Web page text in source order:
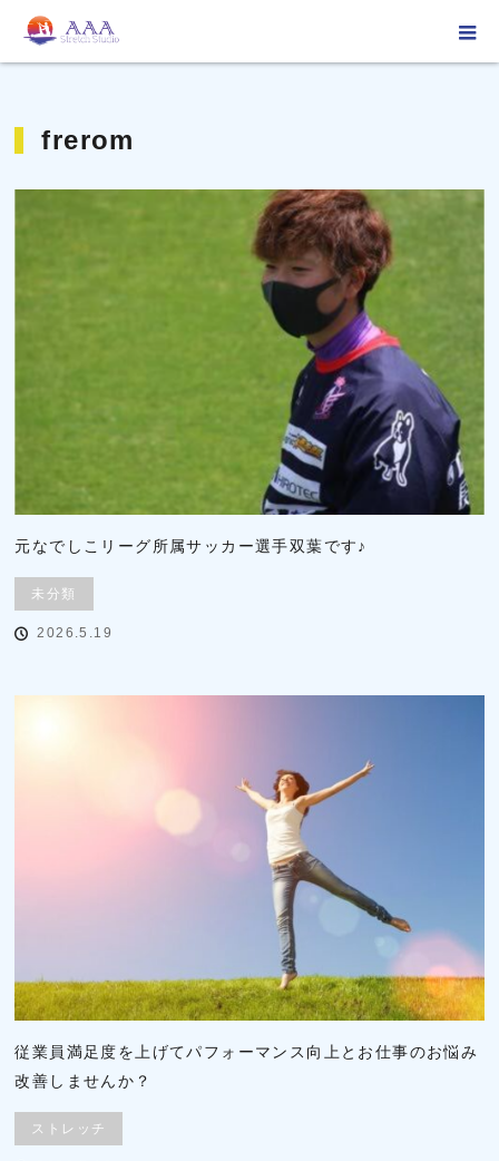
frerom
frerom
元なでしこリーグ所属サッカー選手双葉です♪
未分類
2026.5.19
従業員満足度を上げてパフォーマンス向上とお仕事のお悩み
改善しませんか？
ストレッチ